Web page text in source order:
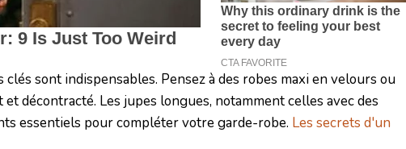
sont indispensables. Pensez à des robes maxi en velours ou
décontracté. Les jupes longues, notamment celles avec des
essentiels pour compléter votre garde-robe. Les secrets d'un